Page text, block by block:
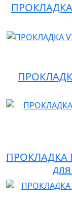
ПРОКЛАДКА